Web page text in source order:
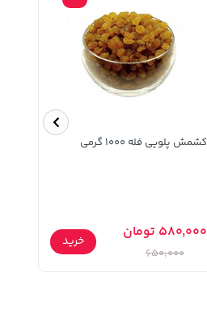
کشمش پلویی فله 1000 گرمی
580,000 تومان
650,000
خرید